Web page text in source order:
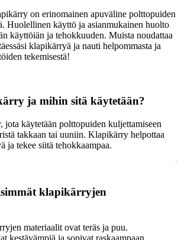
on erinomainen apuväline polttopuiden
Huolellinen käyttö ja asianmukainen huolto
käyttöiän ja tehokkuuden. Muista noudattaa
klapikärryä ja nauti helpommasta ja
tekemisestä!
ja mihin sitä käytetään?
käytetään polttopuiden kuljettamiseen
takkaan tai uuniin. Klapikärry helpottaa
ja tekee siitä tehokkaampaa.
klapikärryjen
materiaalit ovat teräs ja puu.